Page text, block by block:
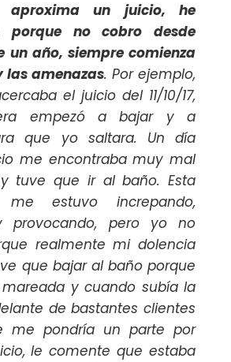
aproxima un juicio, he
porque no cobro desde
un año, siempre comienza
las amenazas. Por ejemplo,
el juicio del 11/10/17,
empezó a bajar y a
que yo saltara. Un día
me encontraba muy mal
tuve que ir al baño. Esta
me estuvo increpando,
provocando, pero yo no
realmente mi dolencia
que bajar al baño porque
y cuando subía la
de bastantes clientes
me pondría un parte por
le comente que estaba